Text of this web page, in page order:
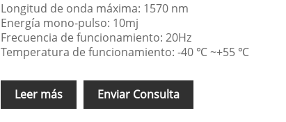
Longitud de onda máxima: 1570 nm
Energía mono-pulso: 10mj
Frecuencia de funcionamiento: 20Hz
Temperatura de funcionamiento: -40 ℃ ~+55 ℃
Leer más Enviar Consulta